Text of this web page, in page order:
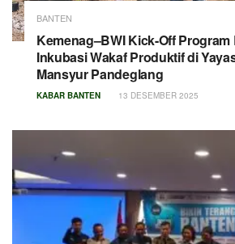
BANTEN
Kemenag–BWI Kick-Off
Inkubasi Wakaf Produktif di
Mansyur Pandeglang
KABAR BANTEN 13 DESEMBER 2025